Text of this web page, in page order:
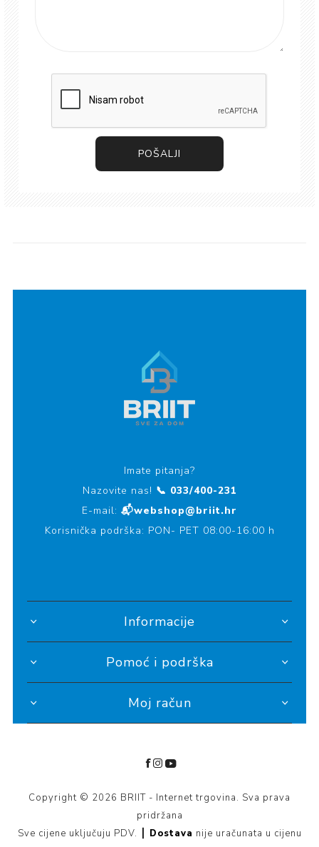
POŠALJI
Imate pitanja?
Nazovite nas! 📞 033/400-231
E-mail: 📬webshop@briit.hr
Korisnička podrška: PON- PET 08:00-16:00 h
Informacije
Pomoć i podrška
Moj račun
Copyright © 2026 BRIIT - Internet trgovina. Sva prava
pridržana
Sve cijene uključuju PDV. ┃ Dostava nije uračunata u cijenu